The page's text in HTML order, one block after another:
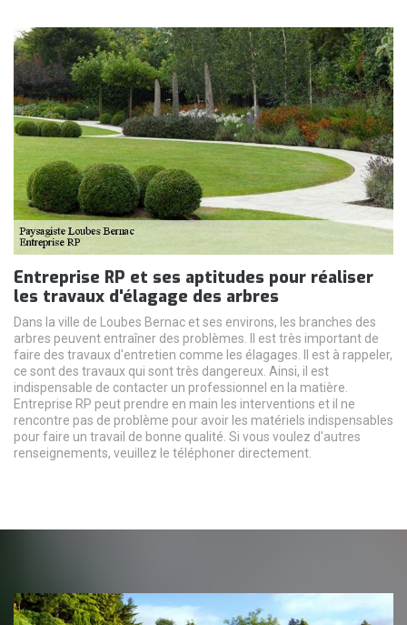
Entreprise RP et ses aptitudes pour réaliser
les travaux d'élagage des arbres
Dans la ville de Loubes Bernac et ses environs, les branches des
arbres peuvent entraîner des problèmes. Il est très important de
faire des travaux d'entretien comme les élagages. Il est à rappeler,
ce sont des travaux qui sont très dangereux. Ainsi, il est
indispensable de contacter un professionnel en la matière.
Entreprise RP peut prendre en main les interventions et il ne
rencontre pas de problème pour avoir les matériels indispensables
pour faire un travail de bonne qualité. Si vous voulez d'autres
renseignements, veuillez le téléphoner directement.